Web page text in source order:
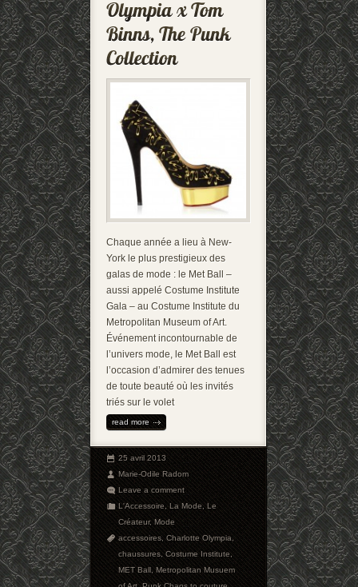
Chaque année a lieu à New-
York le plus prestigieux des
galas de mode : le Met Ball –
aussi appelé Costume Institute
Gala – au Costume Institute du
Metropolitan Museum of Art.
Événement incontournable de
l’univers mode, le Met Ball est
l’occasion d’admirer des tenues
de toute beauté où les invités
triés sur le volet
read more
25 avril 2013
Marie-Odile Radom
Leave a comment
L'Accessoire,La Mode,Le
Créateur,Mode
accessoires,Charlotte Olympia,
chaussures,Costume Institute,
MET Ball,Metropolitan Musuem